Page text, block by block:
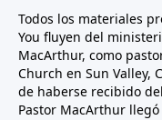
Todos los materiales
You fluyen del
MacArthur, como
Church en Sun Valley,
de haberse recibido
Pastor MacArthur